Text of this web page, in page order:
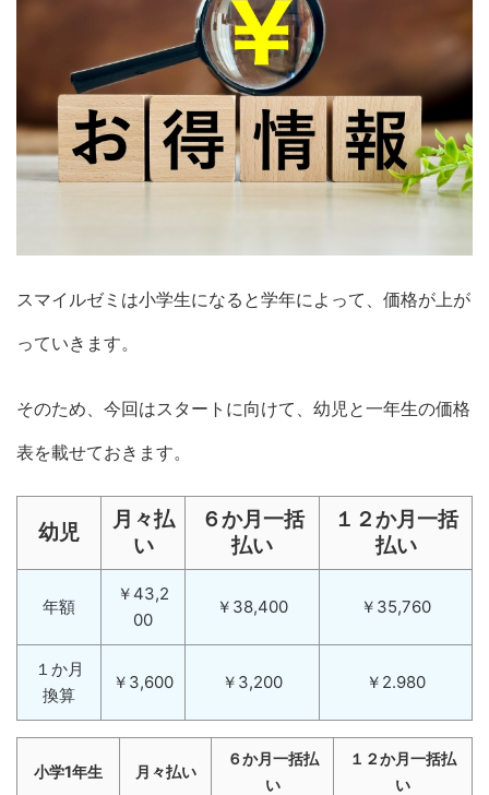
スマイルゼミは小学生になると学年によって、価格が上が
っていきます。
そのため、今回はスタートに向けて、幼児と一年生の価格
表を載せておきます。
幼児
月々払
い
６か月一括
払い
１２か月一括
払い
年額
￥43,2
00
￥38,400 ￥35,760
１か月
換算
￥3,600 ￥3,200 ￥2.980
小学1年生 月々払い
６か月一括払
い
１２か月一括払
い